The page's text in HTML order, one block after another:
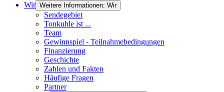
Wir Weitere Informationen: Wir
Sendegebiet
Tonkuhle ist ...
Team
Gewinnspiel - Teilnahmebedingungen
Finanzierung
Geschichte
Zahlen und Fakten
Häufige Fragen
Partner